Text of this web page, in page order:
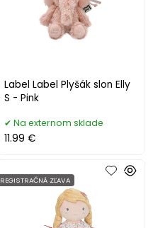
Label Label Plyšák slon Elly
S - Pink
Na externom sklade
11.99 €
REGISTRAČNÁ ZĽAVA